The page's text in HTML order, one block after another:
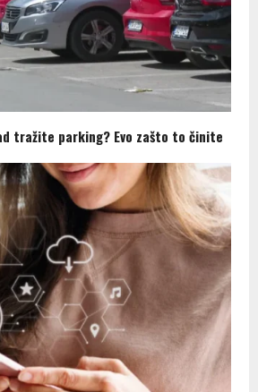
tražite parking? Evo zašto to činite